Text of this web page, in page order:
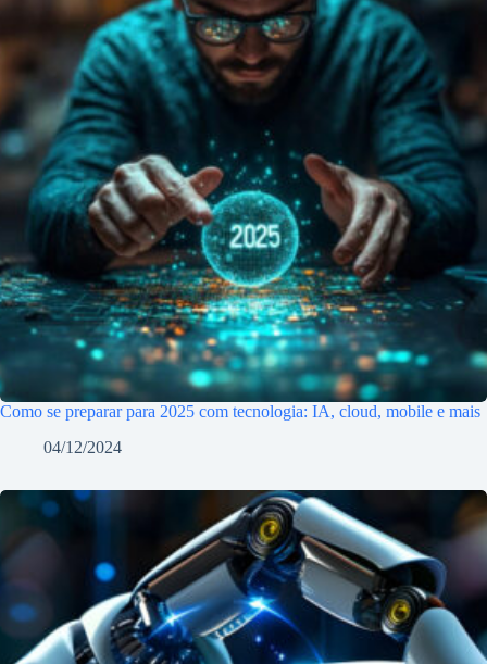
Como se preparar para 2025 com tecnologia: IA, cloud, mobile e mais
04/12/2024